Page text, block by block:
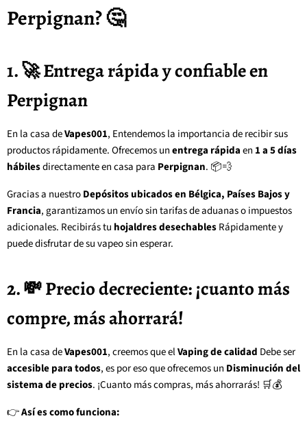
Perpignan? 🤔
1. 🚀 Entrega rápida y confiable en
Perpignan
En la casa deVapes001, Entendemos la importancia de recibir sus
productos rápidamente. Ofrecemos unentrega rápidaen 1 a 5 días
hábilesdirectamente en casa para Perpignan. 📦💨
Gracias a nuestroDepósitos ubicados en Bélgica, Países Bajos y
Francia, garantizamos un envío sin tarifas de aduanas o impuestos
adicionales. Recibirás tu hojaldres desechablesRápidamente y
puede disfrutar de su vapeo sin esperar.
2. 💸 Precio decreciente: ¡cuanto más
compre, más ahorrará!
En la casa deVapes001, creemos que elVaping de calidad Debe ser
accesible para todos, es por eso que ofrecemos un Disminución del
sistema de precios. ¡Cuanto más compras, más ahorrarás! 🛒💰
👉Así es como funciona: